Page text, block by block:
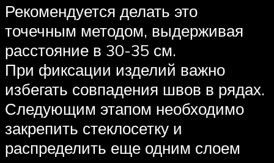
Рекомендуется делать это
точечным методом, выдерживая
расстояние в 30-35 см.
При фиксации изделий важно
избегать совпадения швов в рядах.
Следующим этапом необходимо
закрепить стеклосетку и
распределить еще одним слоем